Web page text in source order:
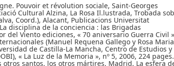
Pouvoir et révolution sociale, Saint-Georges
Cultural Alzina, La Rosa Il.lustrada, Trobada
Coord.), Alacant, Publicacions Universitat
disciplina de la conciencia : las Brigadas
del Viento ediciones, « 70 aniversario Guerra Civil
(Manuel Requena Gallego y Rosa Maria
de Castilla-La Mancha, Centro de Estudios y
« La Luz de la Memoria », nº 5, 2006, 224 pages.
santos, los otros mártires, Madrid, La esfera